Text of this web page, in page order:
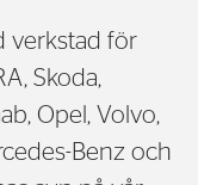
verkstad för
Skoda,
Opel, Volvo,
Benz och